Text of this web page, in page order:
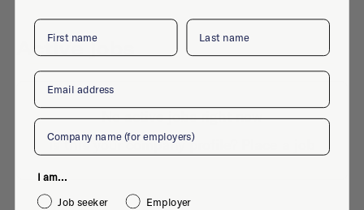
Active jobs
No active jobs right now
Is this your company profile?
First name Last name
Email
Company
I am...
Job seeker
Employer